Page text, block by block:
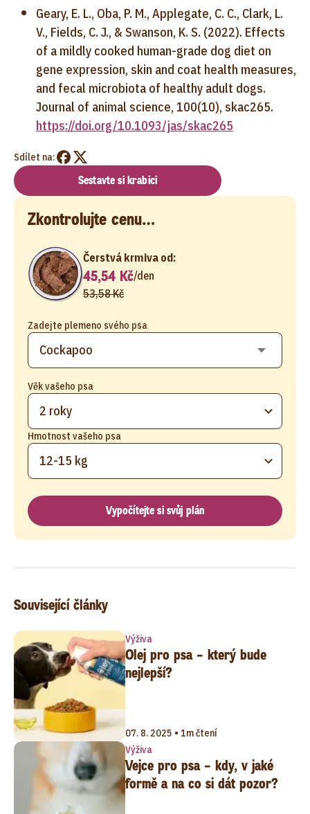
Geary, E. L., Oba, P. M., Applegate, C. C., Clark, L.
V., Fields, C. J., & Swanson, K. S. (2022). Effects
of a mildly cooked human-grade dog diet on
gene expression, skin and coat health measures,
and fecal microbiota of healthy adult dogs.
Journal of animal science, 100(10), skac265.
https://doi.org/10.1093/jas/skac265
Sdílet na:
Sestavte si krabici
Zkontrolujte cenu…
Zadejte plemeno svého psa
Věk vašeho psa
2 roky
Hmotnost vašeho psa
12-15 kg
Čerstvá krmiva od:
45,54 Kč/den
53,58 Kč
Vypočítejte si svůj plán
Související články
Výživa
Olej pro psa – který bude
nejlepší?
07. 8. 2025 • 1m čtení
Výživa
Vejce pro psa – kdy, v jaké
formě a na co si dát pozor?